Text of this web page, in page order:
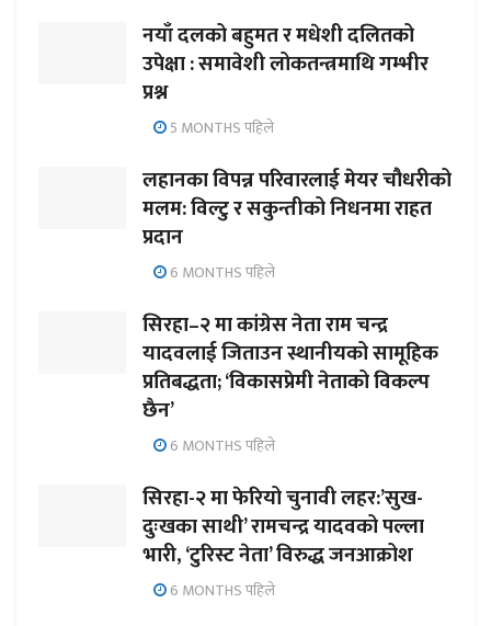
नयाँ दलको बहुमत र मधेशी दलितको
उपेक्षा : समावेशी लोकतन्त्रमाथि गम्भीर
प्रश्न
5 MONTHS पहिले
लहानका विपन्न परिवारलाई मेयर चौधरीको
मलम: विल्टु र सकुन्तीको निधनमा राहत
प्रदान
6 MONTHS पहिले
सिरहा–२ मा कांग्रेस नेता राम चन्द्र
यादवलाई जिताउन स्थानीयको सामूहिक
प्रतिबद्धता; ‘विकासप्रेमी नेताको विकल्प
छैन’
6 MONTHS पहिले
सिरहा-२ मा फेरियो चुनावी लहर:’सुख-
दुःखका साथी’ रामचन्द्र यादवको पल्ला
भारी, ‘टुरिस्ट नेता’ विरुद्ध जनआक्रोश
6 MONTHS पहिले